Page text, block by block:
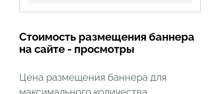
Стоимость размещения баннера
на сайте - просмотры
Цена размещения баннера для